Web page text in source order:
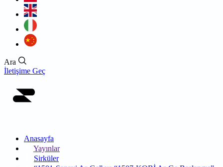
Ara
İletişime Geç
Anasayfa
Yayınlar
Sirküler